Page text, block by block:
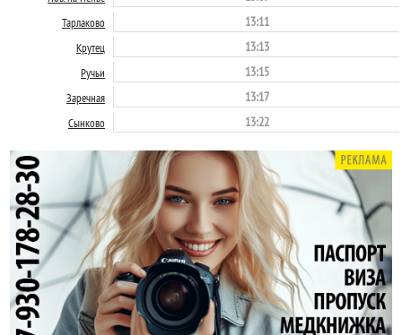
Тарлаково 13:11
Крутец 13:13
Ручьи 13:15
Заречная 13:17
Сынково 13:22